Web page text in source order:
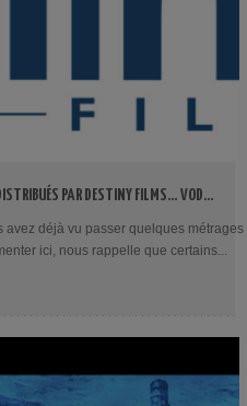
PAR DESTINY FILMS… VOD
avez déjà vu passer quelques métrages
ici, nous rappelle que certains...